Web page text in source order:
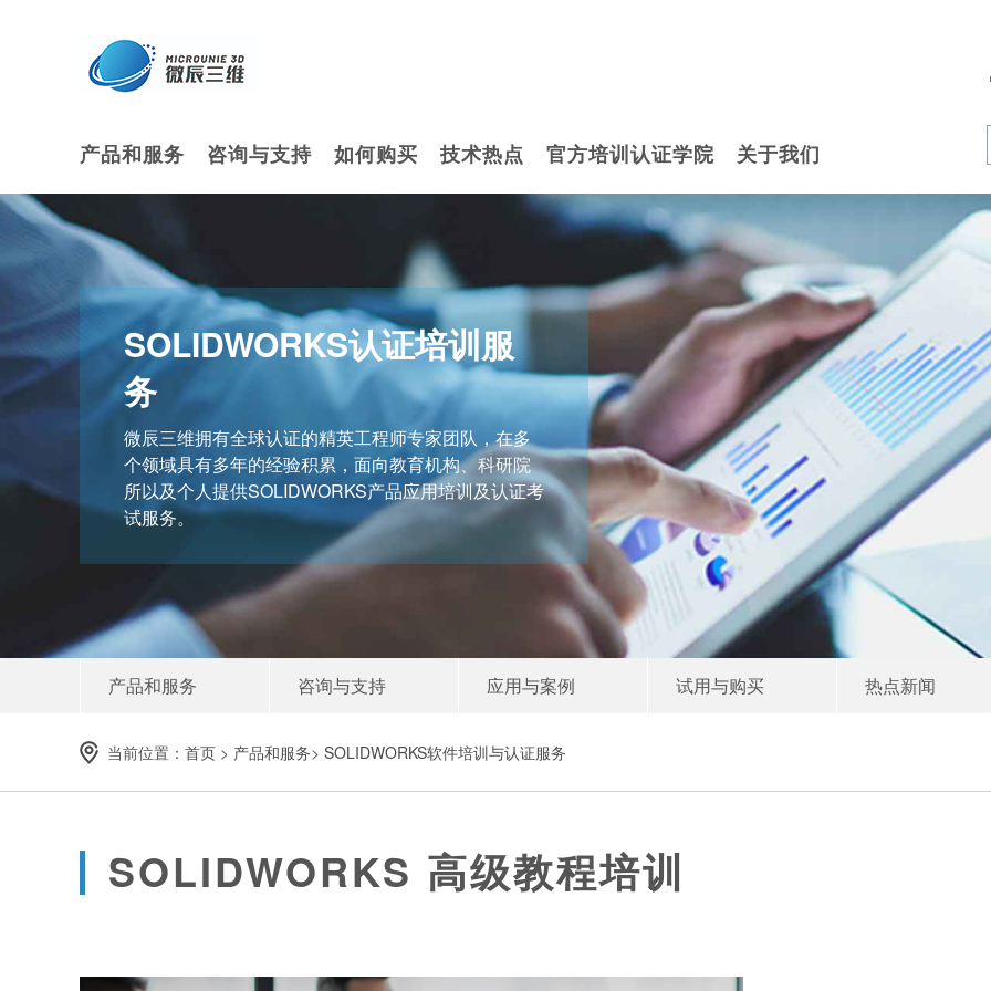
产品和服务 咨询与支持 如何购买 技术热点 官方培训认证学院 关于我们
SOLIDWORKS认证培训服
务
微辰三维拥有全球认证的精英工程师专家团队，在多
个领域具有多年的经验积累，面向教育机构、科研院
所以及个人提供SOLIDWORKS产品应用培训及认证考
试服务。
产品和服务 咨询与支持 应用与案例 试用与购买 热点新闻
当前位置： 首页 > 产品和服务> SOLIDWORKS软件培训与认证服务
SOLIDWORKS 高级教程培训